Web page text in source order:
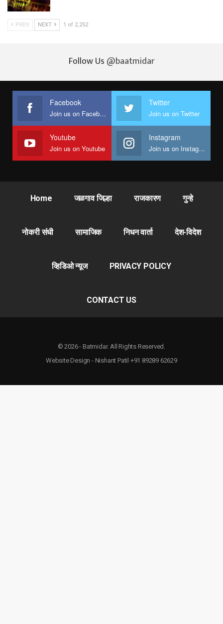
PREV NEXT 1 of 2,252
Follow Us @baatmidar
Facebook
Join us on Facebook
Twitter
Join us on Twitter
Youtube
Join us on Youtube
Instagram
Join us on Instagram
Home जळगाव जिल्हा राजकारण गुन्हे
नोकरी संधी सामाजिक निधन वार्ता देश-विदेश
व्हिडिओ न्यूज PRIVACY POLICY
CONTACT US
© 2026 - Batmidar. All Rights Reserved.
Website Design - Nishant Patil +91 89289 62629